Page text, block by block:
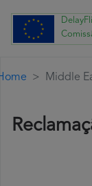
Middle